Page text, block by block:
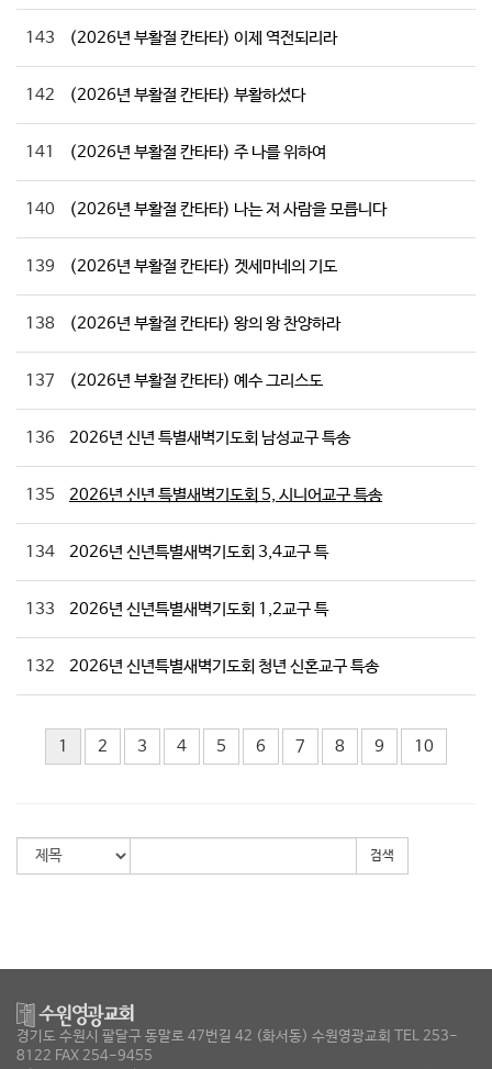
143 (2026년 부활절 칸타타) 이제 역전되리라
142 (2026년 부활절 칸타타) 부활하셨다
141 (2026년 부활절 칸타타) 주 나를 위하여
140 (2026년 부활절 칸타타) 나는 저 사람을 모릅니다
139 (2026년 부활절 칸타타) 겟세마네의 기도
138 (2026년 부활절 칸타타) 왕의 왕 찬양하라
137 (2026년 부활절 칸타타) 예수 그리스도
136 2026년 신년 특별새벽기도회 남성교구 특송
135 2026년 신년 특별새벽기도회 5, 시니어교구 특송
134 2026년 신년특별새벽기도회 3,4교구 특
133 2026년 신년특별새벽기도회 1,2교구 특
132 2026년 신년특별새벽기도회 청년 신혼교구 특송
1 2 3 4 5 6 7 8 9 10
검색
경기도 수원시 팔달구 동말로 47번길 42 (화서동) 수원영광교회 TEL 253-
8122 FAX 254-9455